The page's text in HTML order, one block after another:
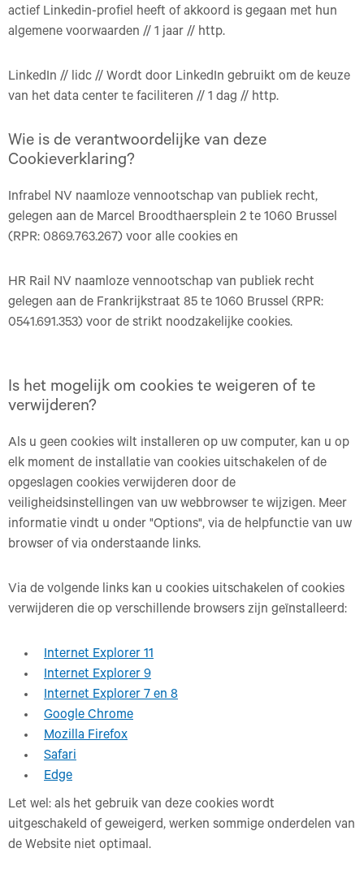
actief Linkedin-profiel heeft of akkoord is gegaan met hun
algemene voorwaarden // 1 jaar // http.
LinkedIn // lidc // Wordt door LinkedIn gebruikt om de keuze
van het data center te faciliteren // 1 dag // http.
Wie is de verantwoordelijke van deze
Cookieverklaring?
Infrabel NV naamloze vennootschap van publiek recht,
gelegen aan de Marcel Broodthaersplein 2 te 1060 Brussel
(RPR: 0869.763.267) voor alle cookies en
HR Rail NV naamloze vennootschap van publiek recht
gelegen aan de Frankrijkstraat 85 te 1060 Brussel (RPR:
0541.691.353) voor de strikt noodzakelijke cookies.
Is het mogelijk om cookies te weigeren of te
verwijderen?
Als u geen cookies wilt installeren op uw computer, kan u op
elk moment de installatie van cookies uitschakelen of de
opgeslagen cookies verwijderen door de
veiligheidsinstellingen van uw webbrowser te wijzigen. Meer
informatie vindt u onder "Options", via de helpfunctie van uw
browser of via onderstaande links.
Via de volgende links kan u cookies uitschakelen of cookies
verwijderen die op verschillende browsers zijn geïnstalleerd:
Internet Explorer 11
Internet Explorer 9
Internet Explorer 7 en 8
Google Chrome
Mozilla Firefox
Safari
Edge
Let wel: als het gebruik van deze cookies wordt
uitgeschakeld of geweigerd, werken sommige onderdelen van
de Website niet optimaal.